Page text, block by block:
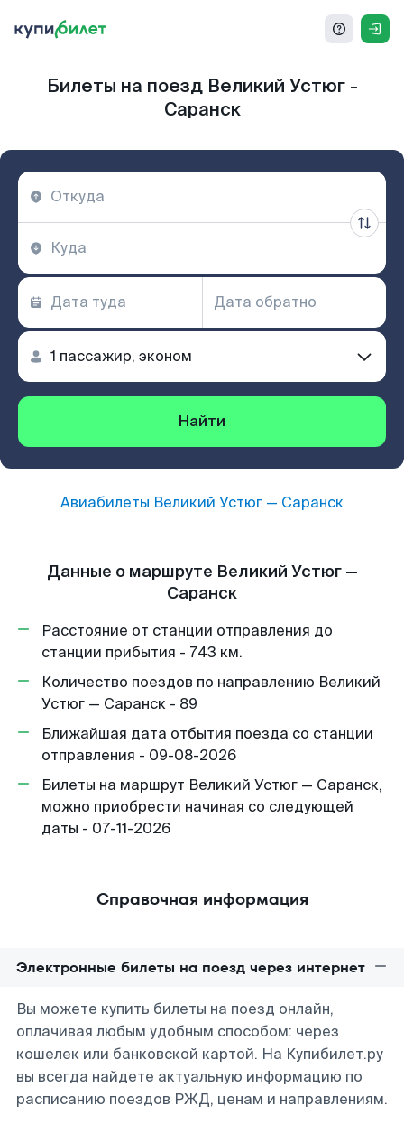
Билеты на поезд Великий Устюг -
Саранск
Найти
Авиабилеты Великий Устюг — Саранск
Данные о маршруте Великий Устюг —
Саранск
Расстояние от станции отправления до
станции прибытия - 743 км.
Количество поездов по направлению Великий
Устюг — Саранск - 89
Ближайшая дата отбытия поезда со станции
отправления - 09-08-2026
Билеты на маршрут Великий Устюг — Саранск,
можно приобрести начиная со следующей
даты - 07-11-2026
Справочная информация
Электронные билеты на поезд через интернет
Вы можете купить билеты на поезд онлайн,
оплачивая любым удобным способом: через
кошелек или банковской картой. На Купибилет.ру
вы всегда найдете актуальную информацию по
расписанию поездов РЖД, ценам и направлениям.